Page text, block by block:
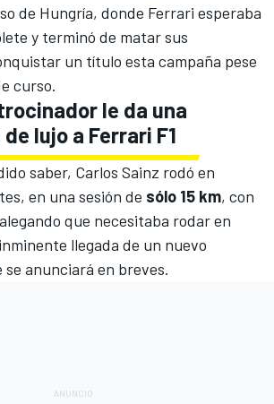
de Hungría, donde Ferrari esperaba
y terminó de matar sus
un título esta campaña pese
curso.
le da una
lujo a Ferrari F1
saber, Carlos Sainz rodó en
en una sesión de sólo 15 km, con
que necesitaba rodar en
llegada de un nuevo
anunciará en breves.